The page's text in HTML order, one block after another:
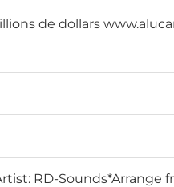
RD-Sounds*Arrange